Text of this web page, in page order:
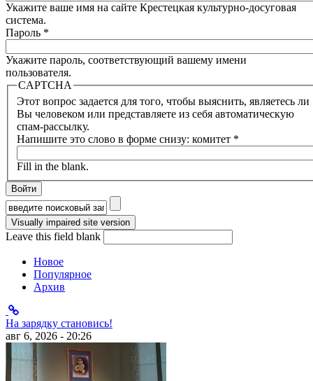
Укажите ваше имя на сайте Крестецкая культурно-досуговая
система.
Пароль *
Укажите пароль, соответствующий вашему имени
пользователя.
CAPTCHA
Этот вопрос задается для того, чтобы выяснить, являетесь ли
Вы человеком или представляете из себя автоматическую
спам-рассылку.
Напишите это слово в форме снизу: комитет *
Fill in the blank.
Форма поиска
Leave this field blank
Новое
Популярное
Архив
На зарядку становись!
авг 6, 2026 - 20:26